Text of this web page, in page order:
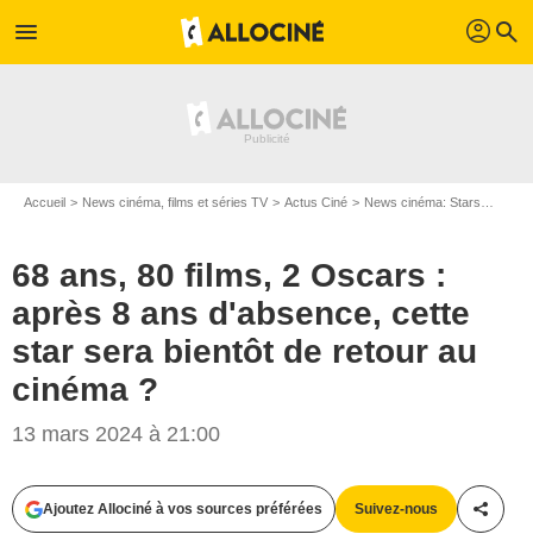
menu profil search
Accueil News cinéma, films et séries TV Actus Ciné News cinéma: Stars
68 ans, 80 films, 2 Oscars :
après 8 ans d'absence, cette
star sera bientôt de retour au
cinéma ?
13 mars 2024 à 21:00
Ajoutez Allociné à vos sources préférées Suivez-nous